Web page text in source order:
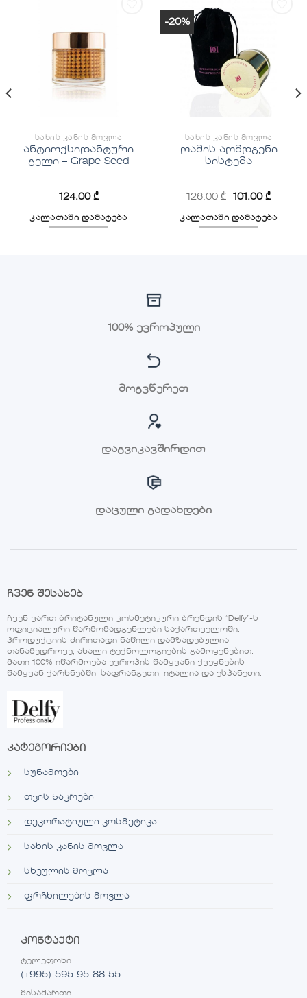
სიაში
დამატება
ᲡᲐᲮᲘᲡ ᲙᲐᲜᲘᲡ ᲛᲝᲕᲚᲐ
ანტიოქსიდანტური
გელი – Grape Seed
124.00 ₾
კალათაში დამატება
-20%
სურვილების
დამატება
ᲡᲐᲮᲘᲡ ᲙᲐᲜᲘᲡ ᲛᲝᲕᲚᲐ
ღამის აღმდგენი
სისტემა
126.00₾ 101.00 ₾
კალათაში დამატება
100% ევროპული
მოგვწერეთ
დაგვიკავშირდით
დაცული გადახდები
ჩვენ შესახებ
ჩვენ ვართ ბრიტანული კოსმეტიკური ბრენდის “Delfy”-ს
ოფიციალური წარმომადგენლები საქართველოში.
პროდუქციის ძირითადი ნაწილი დამზადებულია
თანამედროვე, ახალი ტექნოლოგიების გამოყენებით.
მათი 100% იწარმოება ევროპის წამყვანი ქვეყნების
წამყვან ქარხნებში: საფრანგეთი, იტალია და ესპანეთი.
კატეგორიები
სუნამოები
თვის ნაკრები
დეკორატიული კოსმეტიკა
სახის კანის მოვლა
სხეულის მოვლა
ფრჩხილების მოვლა
კონტაქტი
ტელეფონი
(+995) 595 95 88 55
მისამართი